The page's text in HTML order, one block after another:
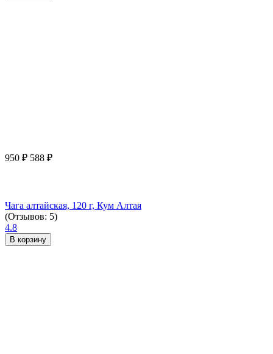
950 ₽ 588 ₽
Чага алтайская, 120 г, Кум Алтая
(Отзывов: 5)
4.8
В корзину